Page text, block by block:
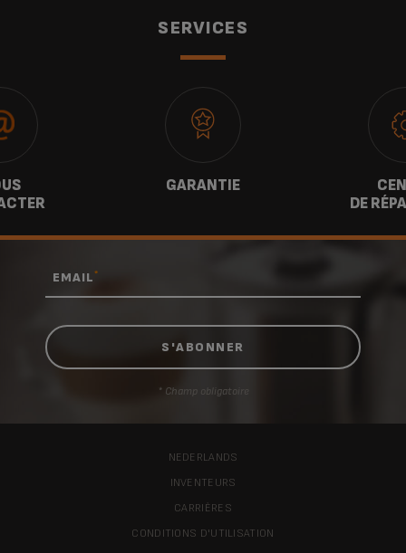
SERVICES
GARANTIE
DE
EMAIL*
* Champ obligatoire
NEDERLANDS
INVENTEURS
CARRIÈRES
CONDITIONS D'UTILISATION